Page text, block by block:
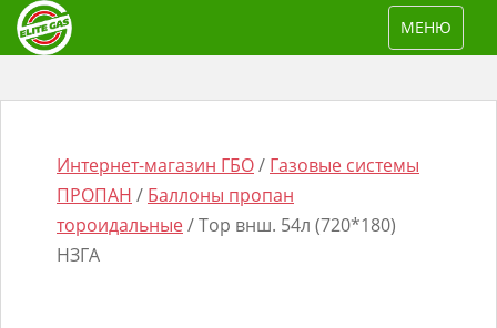
p
TOGGLE
МЕНЮ
Интернет-магазин ГБО/ Газовые системы
ПРОПАН / Баллоны пропан
тороидальные/ Тор внш. 54л (720*180)
НЗГА